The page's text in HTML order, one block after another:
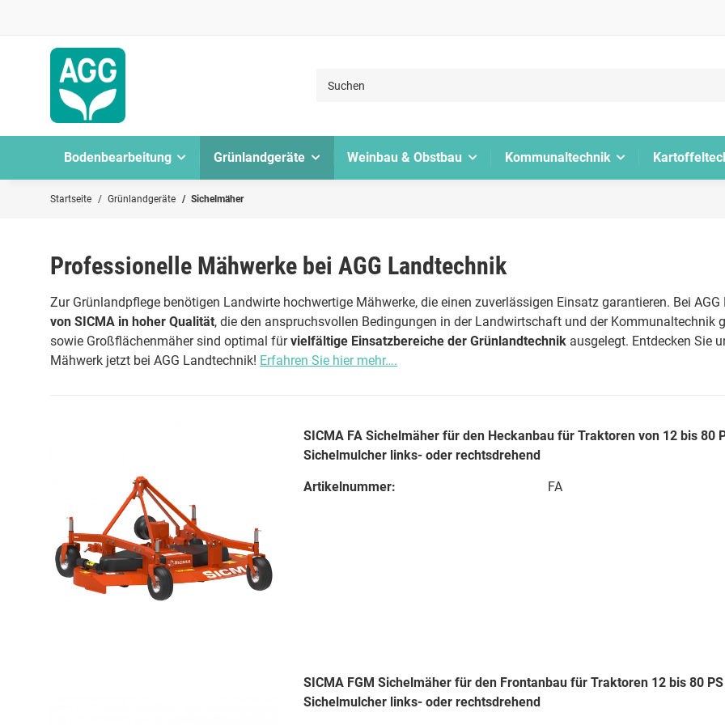
Bodenbearbeitung Grünlandgeräte Weinbau & Obstbau Kommunaltechnik
Startseite Grünlandgeräte Sichelmäher
Professionelle Mähwerke bei AGG Landtechnik
Zur Grünlandpflege benötigen Landwirte hochwertige Mähwerke, die einen zuverlässigen Einsatz garantieren. Bei
von SICMA in hoher Qualität, die den anspruchsvollen Bedingungen in der Landwirtschaft und der Kommunaltechnik
sowie Großflächenmäher sind optimal fürvielfältige Einsatzbereiche der Grünlandtechnik ausgelegt. Entdecken Sie
Mähwerk jetzt bei AGG Landtechnik! Erfahren Sie hier mehr….
SICMA FA Sichelmäher für den Heckanbau für Traktoren von 12 bis 80
Sichelmulcher links- oder rechtsdrehend
Artikelnummer: FA
SICMA FGM Sichelmäher für den Frontanbau für Traktoren 12 bis 80 PS
Sichelmulcher links- oder rechtsdrehend